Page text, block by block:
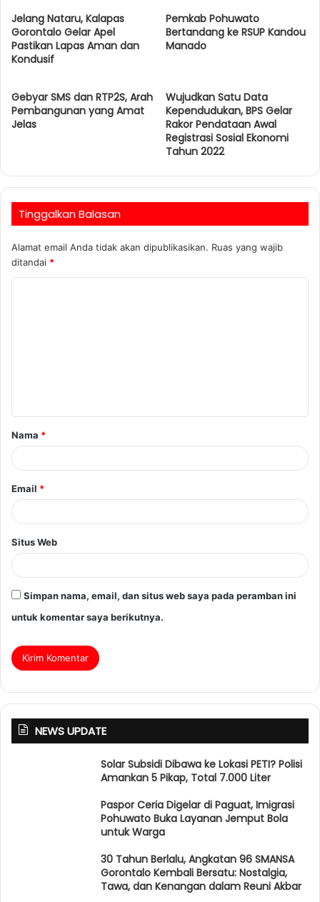
Jelang Nataru, Kalapas
Gorontalo Gelar Apel
Pastikan Lapas Aman dan
Kondusif
Pemkab Pohuwato
Bertandang ke RSUP Kandou
Manado
Gebyar SMS dan RTP2S, Arah
Pembangunan yang Amat
Jelas
Wujudkan Satu Data
Kependudukan, BPS Gelar
Rakor Pendataan Awal
Registrasi Sosial Ekonomi
Tahun 2022
Tinggalkan Balasan
Alamat email Anda tidak akan dipublikasikan. Ruas yang wajib
ditandai *
Nama *
Email *
Situs Web
Simpan nama, email, dan situs web saya pada peramban ini
untuk komentar saya berikutnya.
NEWS UPDATE
Solar Subsidi Dibawa ke Lokasi PETI? Polisi
Amankan 5 Pikap, Total 7.000 Liter
Paspor Ceria Digelar di Paguat, Imigrasi
Pohuwato Buka Layanan Jemput Bola
untuk Warga
30 Tahun Berlalu, Angkatan 96 SMANSA
Gorontalo Kembali Bersatu: Nostalgia,
Tawa, dan Kenangan dalam Reuni Akbar